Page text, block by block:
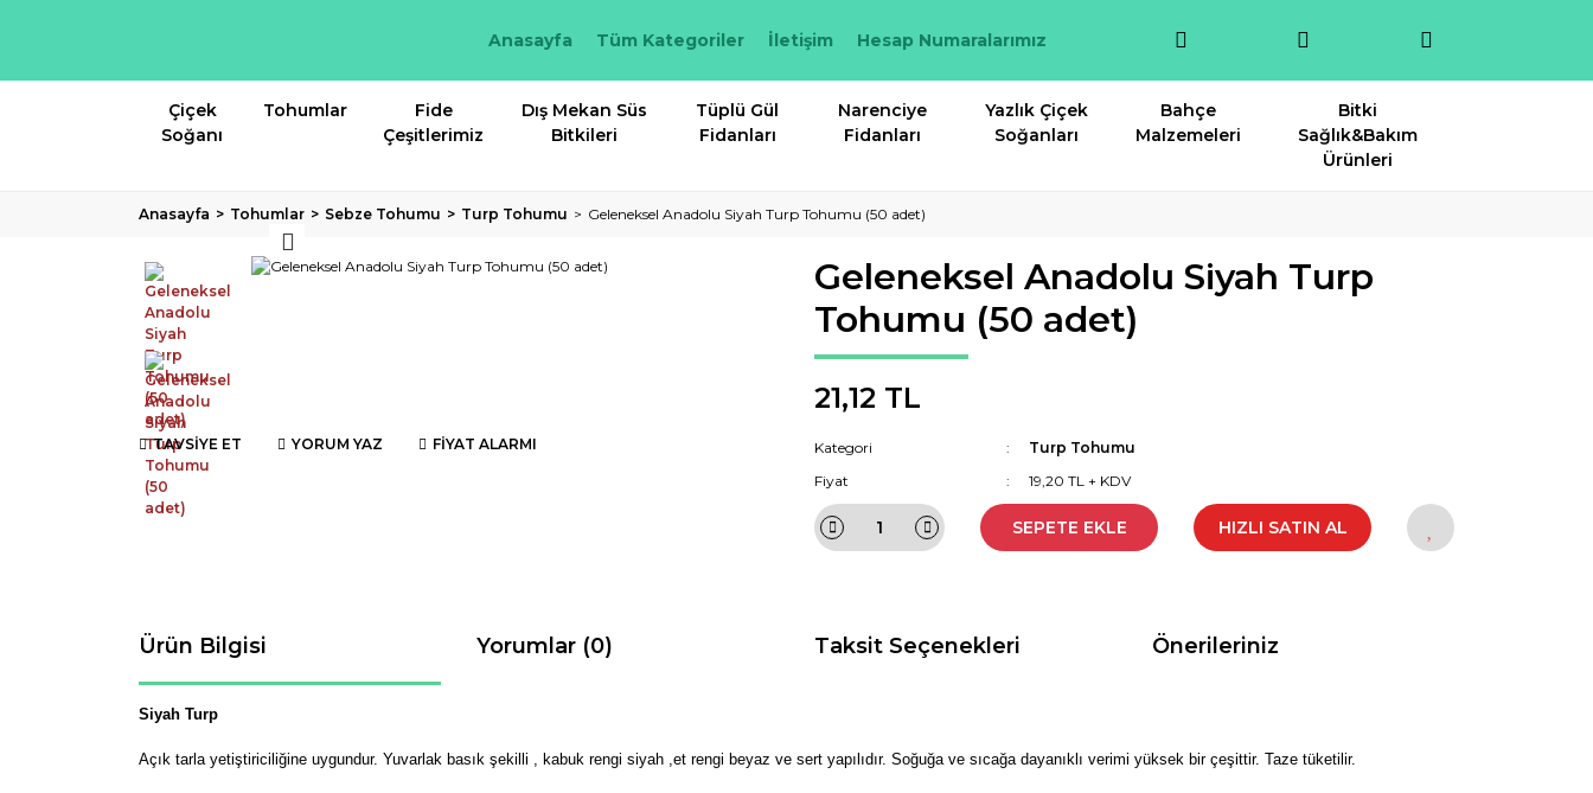
Anasayfa Tüm Kategoriler İletişim Hesap Numaralarımız
Çiçek
Soğanı
Tohumlar
Fide
Çeşitlerimiz
Dış Mekan Süs
Bitkileri
Tüplü Gül
Fidanları
Narenciye
Fidanları
Yazlık Çiçek
Soğanları
Bahçe
Malzemeleri
Bitki
Sağlık&Bakım
Ürünleri
Anasayfa Tohumlar Sebze Tohumu Turp Tohumu Geleneksel Anadolu Siyah Turp Tohumu (50 adet)
TAVSİYE ET YORUM YAZ FİYAT ALARMI
Geleneksel Anadolu Siyah Turp
Tohumu (50 adet)
21,12 TL
Kategori
Turp Tohumu
Fiyat
19,20 TL + KDV
SEPETE EKLE HIZLI SATIN AL
Ürün Bilgisi Yorumlar (0) Taksit Seçenekleri Önerileriniz
Siyah Turp
Açık tarla yetiştiriciliğine uygundur. Yuvarlak basık şekilli , kabuk rengi siyah ,et rengi beyaz ve sert yapılıdır. Soğuğa ve sıcağa dayanıklı verimi yüksek bir çeşittir. Taze tüketilir.